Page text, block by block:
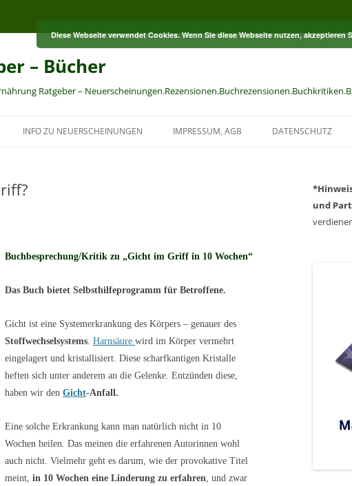
– Bücher
Ratgeber –
INFO ZU NEUERSCHEINUNGEN IMPRESSUM, AGB DATENSCHUTZ
Buchbesprechung/Kritik zu „Gicht im Griff in 10 Wochen“
Das Buch bietet Selbsthilfeprogramm für Betroffene.
Gicht ist eine Systemerkrankung des Körpers – genauer des
Stoffwechselsystems. Harnsäure wird im Körper vermehrt
eingelagert und kristallisiert. Diese scharfkantigen Kristalle
heften sich unter anderem an die Gelenke. Entzünden diese,
haben wir den Gicht-Anfall.
Eine solche Erkrankung kann man natürlich nicht in 10
Wochen heilen. Das meinen die erfahrenen Autorinnen wohl
auch nicht. Vielmehr geht es darum, wie der provokative Titel
meint, in 10 Wochen eine Linderung zu erfahren, und zwar
und
Diese Webseite verwendet Cookies. Wenn Sie diese Webseite nutzen, akzeptieren